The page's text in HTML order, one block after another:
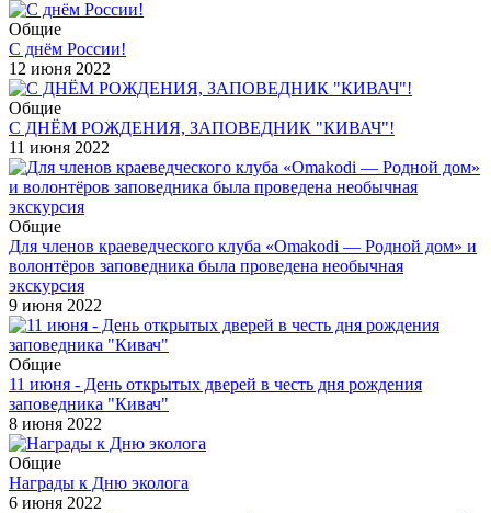
Общие
С днём России!
12 июня 2022
Общие
С ДНЁМ РОЖДЕНИЯ, ЗАПОВЕДНИК "КИВАЧ"!
11 июня 2022
Общие
Для членов краеведческого клуба «Оmakodi — Родной дом» и
волонтёров заповедника была проведена необычная
экскурсия
9 июня 2022
Общие
11 июня - День открытых дверей в честь дня рождения
заповедника "Кивач"
8 июня 2022
Общие
Награды к Дню эколога
6 июня 2022